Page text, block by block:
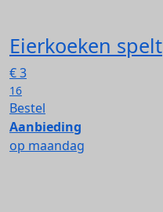
Eierkoeken spelt
€3
16
Bestel
Aanbieding
op maandag